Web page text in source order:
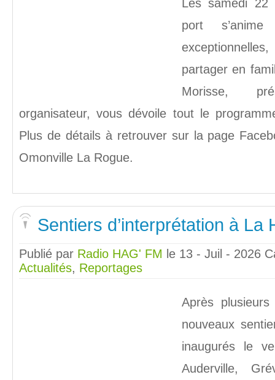
Les samedi
port
partager en
Morisse,
organisateur, vous dévoile tout le
Plus de détails à retrouver sur la page
Omonville La Rogue.
Sentiers d’interprétation à La
Publié par Radio HAG' FM le 13 - Juil - 2026
Actualités, Reportages
Après
nouveaux
inaugurés le
Auderville,